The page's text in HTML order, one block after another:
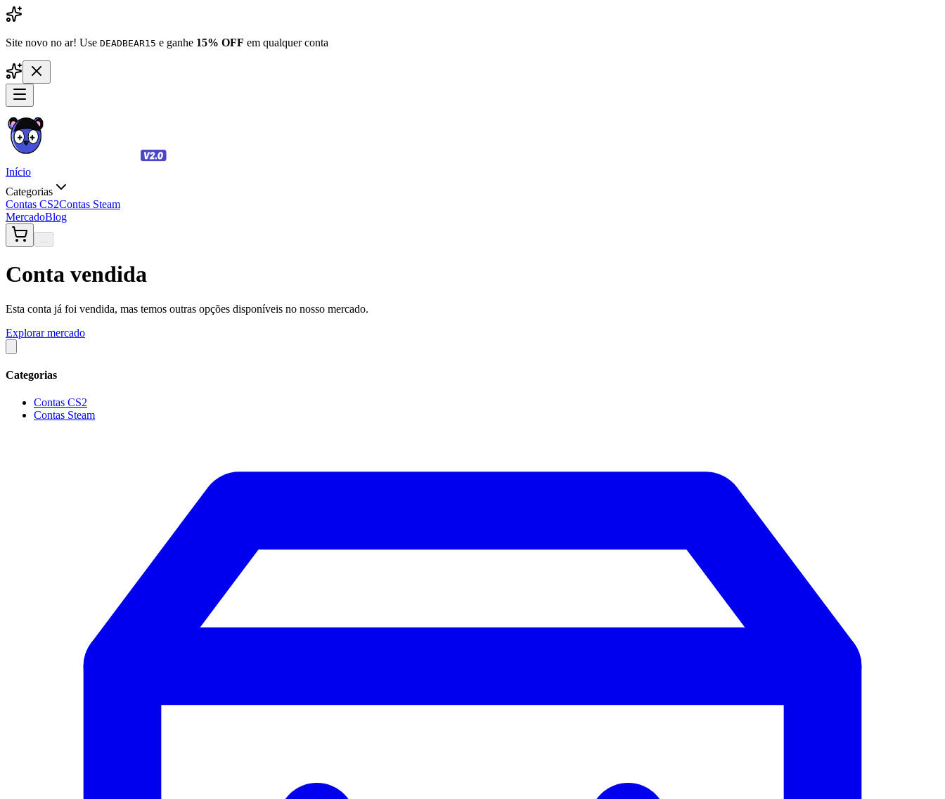
Site novo no ar! Use DEADBEAR15 e ganhe 15% OFF em qualquer conta
Início
Categorias
Contas CS2Contas Steam
MercadoBlog
...
Conta vendida
Esta conta já foi vendida, mas temos outras opções disponíveis no nosso mercado.
Explorar mercado
Categorias
Contas CS2
Contas Steam